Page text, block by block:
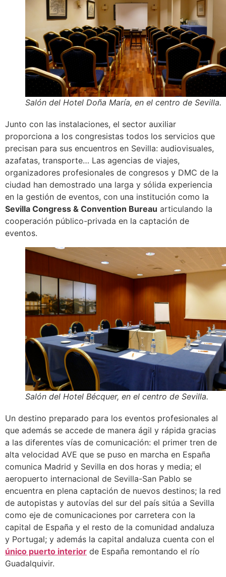
Salón del Hotel Doña María, en el centro de Sevilla.
Junto con las instalaciones, el sector auxiliar
proporciona a los congresistas todos los servicios que
precisan para sus encuentros en Sevilla: audiovisuales,
azafatas, transporte… Las agencias de viajes,
organizadores profesionales de congresos y DMC de la
ciudad han demostrado una larga y sólida experiencia
en la gestión de eventos, con una institución como la
Sevilla Congress & Convention Bureau articulando la
cooperación público-privada en la captación de
eventos.
Salón del Hotel Bécquer, en el centro de Sevilla.
Un destino preparado para los eventos profesionales al
que además se accede de manera ágil y rápida gracias
a las diferentes vías de comunicación: el primer tren de
alta velocidad AVE que se puso en marcha en España
comunica Madrid y Sevilla en dos horas y media; el
aeropuerto internacional de Sevilla-San Pablo se
encuentra en plena captación de nuevos destinos; la red
de autopistas y autovías del sur del país sitúa a Sevilla
como eje de comunicaciones por carretera con la
capital de España y el resto de la comunidad andaluza
y Portugal; y además la capital andaluza cuenta con el
único puerto interior de España remontando el río
Guadalquivir.